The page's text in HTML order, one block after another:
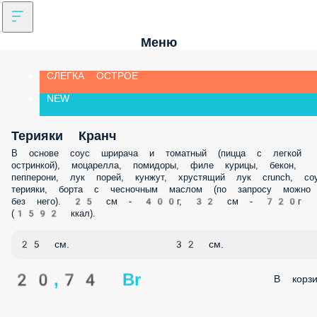
Меню
СЛЕГКА ОСТРОЕ
NEW
Терияки Кранч
В основе соус шрирача и томатный (пицца с легкой
остринкой), моцарелла, помидоры, филе курицы, бекон,
пепперони, лук порей, кунжут, хрустящий лук crunch,
терияки, борта с чесночным маслом (по запросу можно
без него). 25 см - 400г, 32 см - 720г
(1592 ккал).
25 см. 32 см.
20,74 Br В